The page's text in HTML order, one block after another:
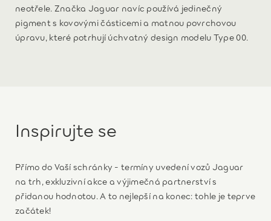
neotřele. Značka Jaguar navíc používá jedinečný
pigment s kovovými částicemi a matnou povrchovou
úpravu, které potrhují úchvatný design modelu Type 00.
Inspirujte se
Přímo do Vaší schránky - termíny uvedení vozů Jaguar
na trh, exkluzivní akce a výjimečná partnerství s
přidanou hodnotou. A to nejlepší na konec: tohle je teprve
začátek!